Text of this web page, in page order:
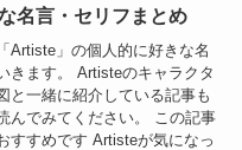
名言・セリフまとめ
Artiste」の個人的に好きな名
きます。 Artisteのキャラクタ
と一緒に紹介している記事も
んでみてください。 この記事
すすめです Artisteが気になっ